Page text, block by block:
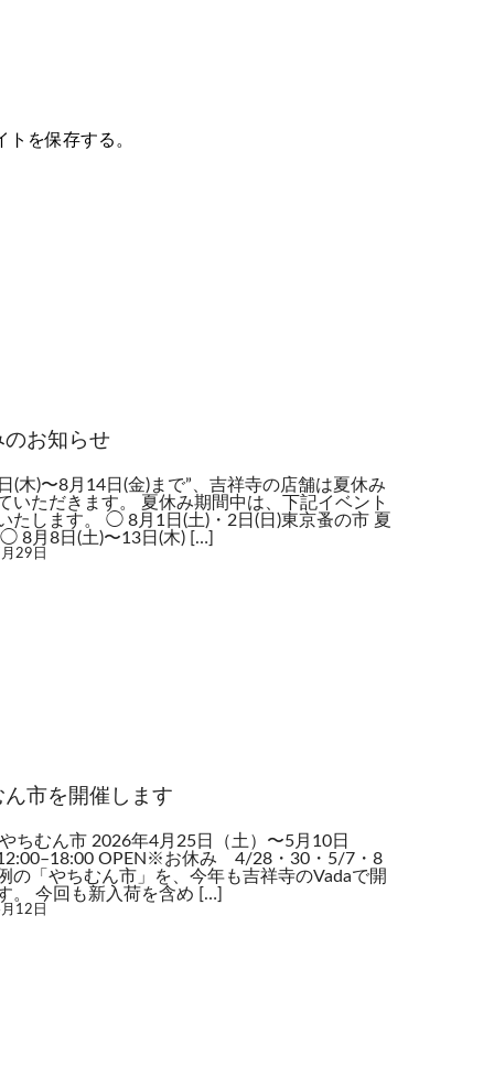
を保存する。
のお知らせ
(木)〜8月14日(金)まで”、吉祥寺の店舗は夏休み
いただきます。 夏休み期間中は、下記イベント
たします。 ◯ 8月1日(土)・2日(日)東京蚤の市 夏
月8日(土)〜13日(木) […]
29日
ん市を開催します
ちむん市 2026年4月25日（土）〜5月10日
OPEN※お休み 4/28・30・5/7・8
の「やちむん市」を、今年も吉祥寺のVadaで開
。 今回も新入荷を含め […]
12日